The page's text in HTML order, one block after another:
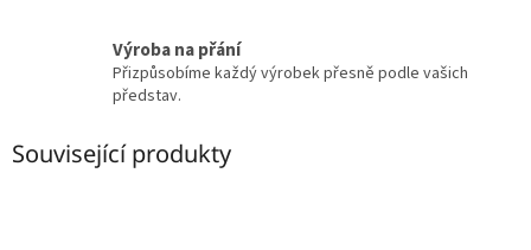
Výroba na přání
Přizpůsobíme každý výrobek přesně podle vašich
představ.
Související produkty